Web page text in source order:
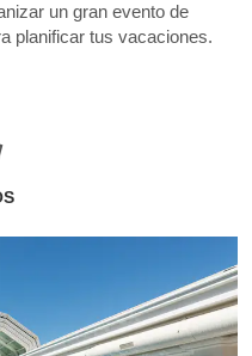
un gran evento de
planificar tus vacaciones.